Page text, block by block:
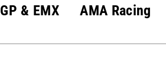
& EMX AMA Racing